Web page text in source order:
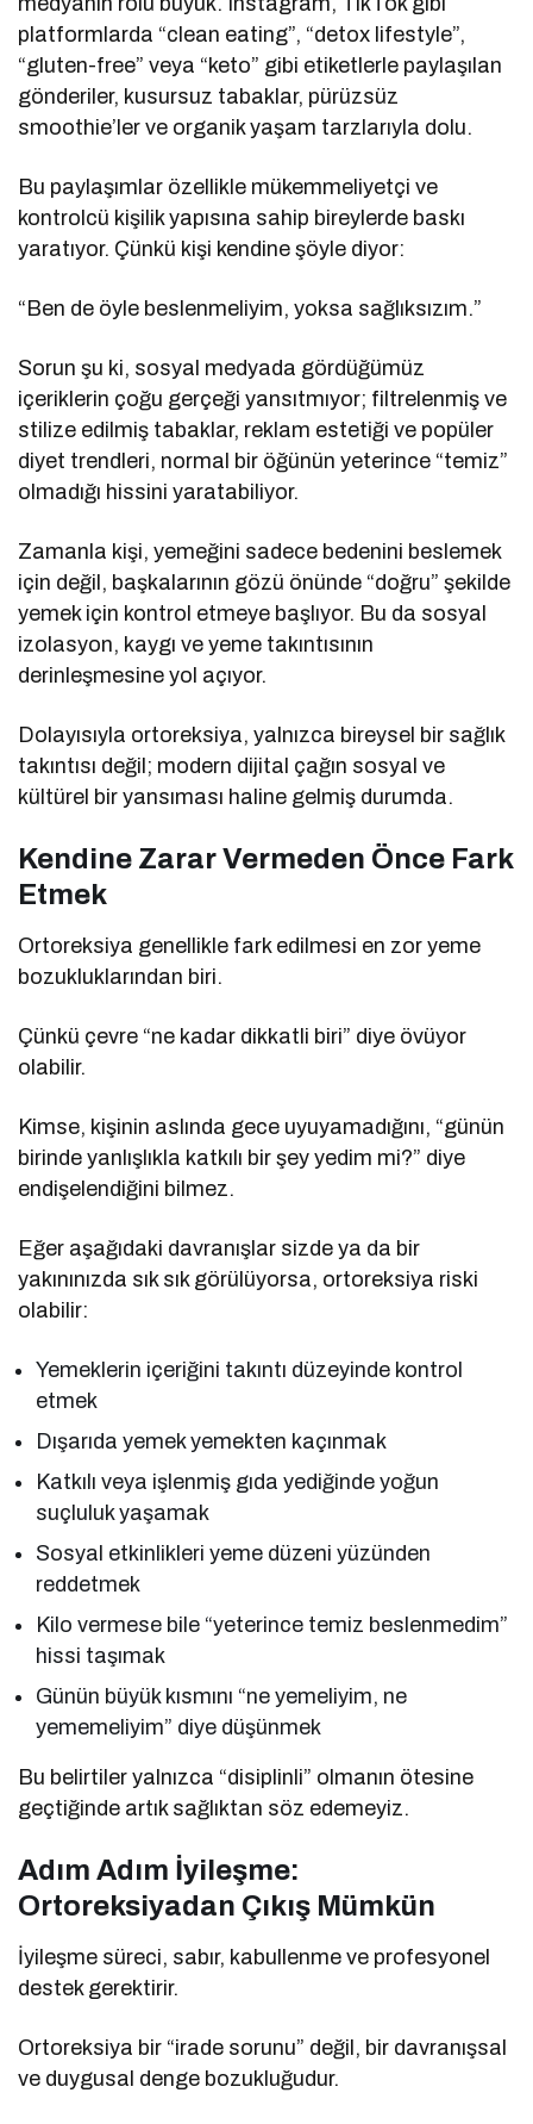
platformlarda “clean eating”, “detox lifestyle”,
“gluten-free” veya “keto” gibi etiketlerle paylaşılan
gönderiler, kusursuz tabaklar, pürüzsüz
smoothie’ler ve organik yaşam tarzlarıyla dolu.
Bu paylaşımlar özellikle mükemmeliyetçi ve
kontrolcü kişilik yapısına sahip bireylerde baskı
yaratıyor. Çünkü kişi kendine şöyle diyor:
“Ben de öyle beslenmeliyim, yoksa sağlıksızım.”
Sorun şu ki, sosyal medyada gördüğümüz
içeriklerin çoğu gerçeği yansıtmıyor; filtrelenmiş ve
stilize edilmiş tabaklar, reklam estetiği ve popüler
diyet trendleri, normal bir öğünün yeterince “temiz”
olmadığı hissini yaratabiliyor.
Zamanla kişi, yemeğini sadece bedenini beslemek
için değil, başkalarının gözü önünde “doğru” şekilde
yemek için kontrol etmeye başlıyor. Bu da sosyal
izolasyon, kaygı ve yeme takıntısının
derinleşmesine yol açıyor.
Dolayısıyla ortoreksiya, yalnızca bireysel bir sağlık
takıntısı değil; modern dijital çağın sosyal ve
kültürel bir yansıması haline gelmiş durumda.
Kendine Zarar Vermeden Önce Fark
Etmek
Ortoreksiya genellikle fark edilmesi en zor yeme
bozukluklarından biri.
Çünkü çevre “ne kadar dikkatli biri” diye övüyor
olabilir.
Kimse, kişinin aslında gece uyuyamadığını, “günün
birinde yanlışlıkla katkılı bir şey yedim mi?” diye
endişelendiğini bilmez.
Eğer aşağıdaki davranışlar sizde ya da bir
yakınınızda sık sık görülüyorsa, ortoreksiya riski
olabilir:
Yemeklerin içeriğini takıntı düzeyinde kontrol
etmek
Dışarıda yemek yemekten kaçınmak
Katkılı veya işlenmiş gıda yediğinde yoğun
suçluluk yaşamak
Sosyal etkinlikleri yeme düzeni yüzünden
reddetmek
Kilo vermese bile “yeterince temiz beslenmedim”
hissi taşımak
Günün büyük kısmını “ne yemeliyim, ne
yememeliyim” diye düşünmek
Bu belirtiler yalnızca “disiplinli” olmanın ötesine
geçtiğinde artık sağlıktan söz edemeyiz.
Adım Adım İyileşme:
Ortoreksiyadan Çıkış Mümkün
İyileşme süreci, sabır, kabullenme ve profesyonel
destek gerektirir.
Ortoreksiya bir “irade sorunu” değil, bir davranışsal
ve duygusal denge bozukluğudur.